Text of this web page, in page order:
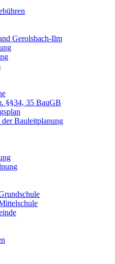
Gerolsbach-Ilm
§§34, 35 BauGB
Bauleitplanung